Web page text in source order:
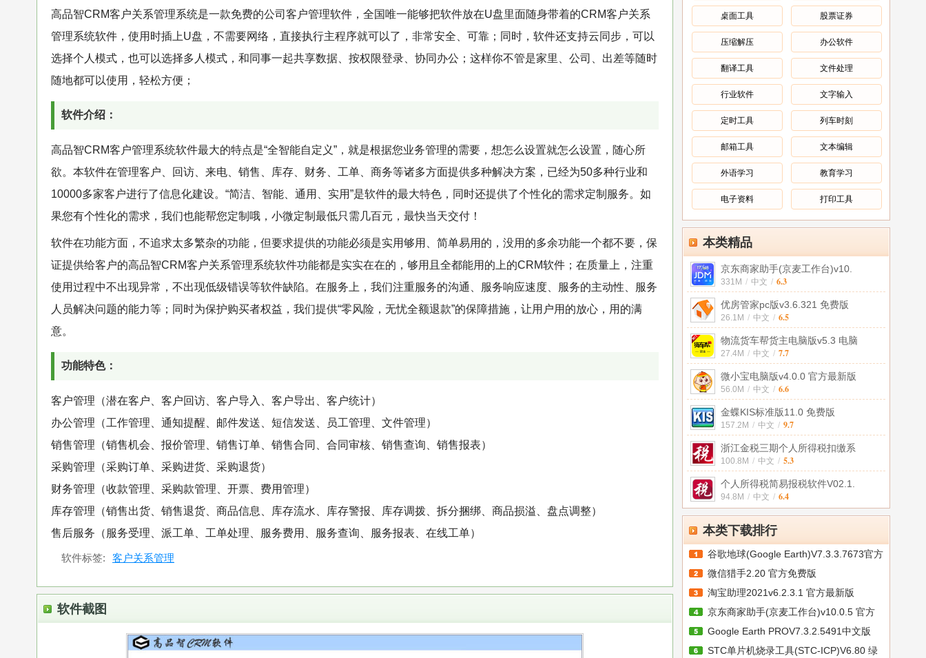
(Farm Craft)农场工艺汉化版 免费版
免费版 / 中文
.net farmwork兼容性测试及卸载工具
中文 /
.NET Micro Framework 4.0 Porting Kit
官方安装版
官方版 / 英文 /
桌面工具 股票证券
压缩解压 办公软件
翻译工具 文件处理
行业软件 文字输入
定时工具 列车时刻
邮箱工具 文本编辑
外语学习 教育学习
电子资料 打印工具
本类精品
京东商家助手(京麦工作台)v10.
331M / 中文 / 6.3
优房管家pc版v3.6.321 免费版
26.1M / 中文 / 6.5
物流货车帮货主电脑版v5.3 电脑
27.4M / 中文 / 7.7
微小宝电脑版v4.0.0 官方最新版
56.0M / 中文 / 6.6
金蝶KIS标准版11.0 免费版
157.2M / 中文 / 9.7
浙江金税三期个人所得税扣缴系
100.8M / 中文 / 5.3
个人所得税简易报税软件V02.1.
94.8M / 中文 / 6.4
本类下载排行
谷歌地球(Google Earth)V7.3.3.7673官方
微信猎手2.20 官方免费版
淘宝助理2021v6.2.3.1 官方最新版
京东商家助手(京麦工作台)v10.0.5 官方
Google Earth PROV7.3.2.5491中文版
STC单片机烧录工具(STC-ICP)V6.80 绿
高品智CRM客户关系管理系统是一款免费的公司客户管理软件，全国唯一能够把软件放在U盘里面随身带着的CRM客户关系
管理系统软件，使用时插上U盘，不需要网络，直接执行主程序就可以了，非常安全、可靠；同时，软件还支持云同步，可以
选择个人模式，也可以选择多人模式，和同事一起共享数据、按权限登录、协同办公；这样你不管是家里、公司、出差等随时
随地都可以使用，轻松方便；
软件介绍：
高品智CRM客户管理系统软件最大的特点是“全智能自定义”，就是根据您业务管理的需要，想怎么设置就怎么设置，随心所
欲。本软件在管理客户、回访、来电、销售、库存、财务、工单、商务等诸多方面提供多种解决方案，已经为50多种行业和
10000多家客户进行了信息化建设。“简洁、智能、通用、实用”是软件的最大特色，同时还提供了个性化的需求定制服务。如
果您有个性化的需求，我们也能帮您定制哦，小微定制最低只需几百元，最快当天交付！
软件在功能方面，不追求太多繁杂的功能，但要求提供的功能必须是实用够用、简单易用的，没用的多余功能一个都不要，保
证提供给客户的高品智CRM客户关系管理系统软件功能都是实实在在的，够用且全都能用的上的CRM软件；在质量上，注重
使用过程中不出现异常，不出现低级错误等软件缺陷。在服务上，我们注重服务的沟通、服务响应速度、服务的主动性、服务
人员解决问题的能力等；同时为保护购买者权益，我们提供“零风险，无忧全额退款”的保障措施，让用户用的放心，用的满
意。
功能特色：
客户管理（潜在客户、客户回访、客户导入、客户导出、客户统计）
办公管理（工作管理、通知提醒、邮件发送、短信发送、员工管理、文件管理）
销售管理（销售机会、报价管理、销售订单、销售合同、合同审核、销售查询、销售报表）
采购管理（采购订单、采购进货、采购退货）
财务管理（收款管理、采购款管理、开票、费用管理）
库存管理（销售出货、销售退货、商品信息、库存流水、库存警报、库存调拨、拆分捆绑、商品损溢、盘点调整）
售后服务（服务受理、派工单、工单处理、服务费用、服务查询、服务报表、在线工单）
软件标签: 客户关系管理
软件截图